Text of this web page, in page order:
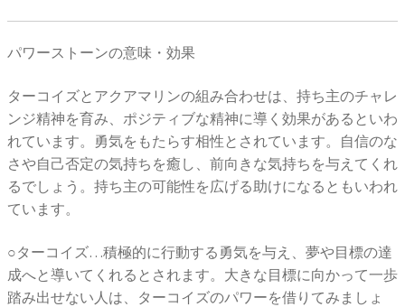
パワーストーンの意味・効果
ターコイズとアクアマリンの組み合わせは、持ち主のチャレ
ンジ精神を育み、ポジティブな精神に導く効果があるといわ
れています。勇気をもたらす相性とされています。自信のな
さや自己否定の気持ちを癒し、前向きな気持ちを与えてくれ
るでしょう。持ち主の可能性を広げる助けになるともいわれ
ています。
○ターコイズ…積極的に行動する勇気を与え、夢や目標の達
成へと導いてくれるとされます。大きな目標に向かって一歩
踏み出せない人は、ターコイズのパワーを借りてみましょ